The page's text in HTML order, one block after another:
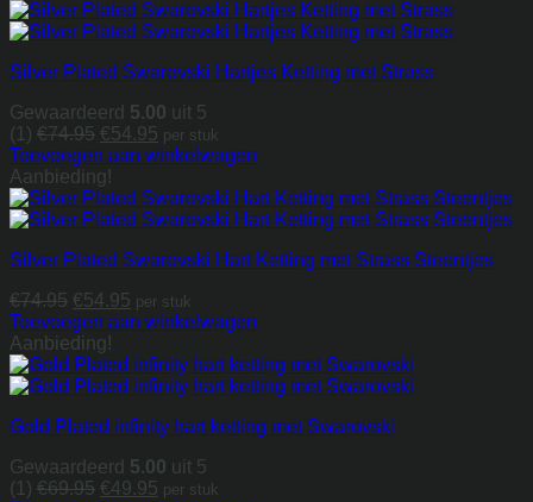
€29.95.€24.95.
Silver Plated Swarovski Hartjes Ketting met Strass
Gewaardeerd 5.00 uit 5
(1) €74.95 Oorspronkelijke
prijs
was:
€74.95.
€54.95 Huidige
prijs
€54.95.
per stuk
Toevoegen aan winkelwagen
Aanbieding!
Silver Plated Swarovski Hart Ketting met Strass Steentjes
€74.95 Oorspronkelijke
prijs
was:
€74.95.
€54.95 Huidige
prijs
€54.95.
per stuk
Toevoegen aan winkelwagen
Aanbieding!
Gold Plated infinity hart ketting met Swarovski
Gewaardeerd 5.00 uit 5
(1) €69.95 Oorspronkelijke
€49.95 Huidige
per stuk